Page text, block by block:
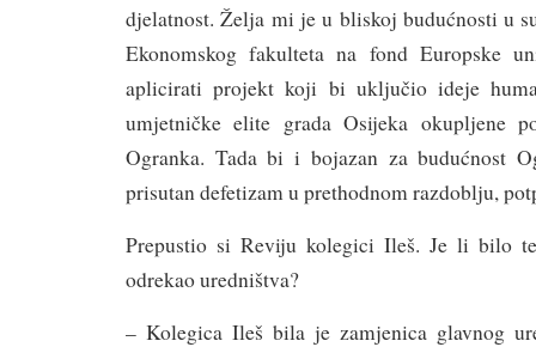
djelatnost. Želja mi je u bliskoj budućnosti u
Ekonomskog fakulteta na fond Europske
aplicirati projekt koji bi uključio ideje
umjetničke elite grada Osijeka okupljene
Ogranka. Tada bi i bojazan za budućnost
prisutan defetizam u prethodnom razdoblju,
Prepustio si Reviju kolegici Ileš. Je li bilo
odrekao uredništva?
– Kolegica Ileš bila je zamjenica glavnog